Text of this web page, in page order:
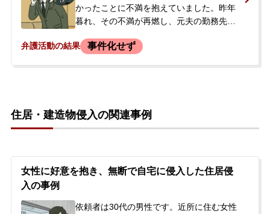
分や取り調べ対応に大きな不安を抱き、最
善の解決策を求めて当事務所に相談されま
かったことに不満を抱えていました。昨年
暮れ、その不満が再燃し、元夫の勤務先や
どに対し、過去の不倫の証拠写真に誹謗中
た。依頼者は自身の行動を深く反省し、逮
捕されることを恐れ、示談による事件化の
弁護活動の結果 事件化せず
住居・建造物侵入の関連事例
女性に好意を抱き、無断で自宅に侵入した住居侵
入の事例
依頼者は30代の男性です。近所に住む女性